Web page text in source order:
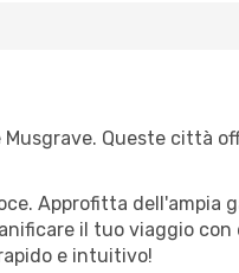
Queste città
Approfitta dell'ampia
il tuo viaggio con
e intuitivo!